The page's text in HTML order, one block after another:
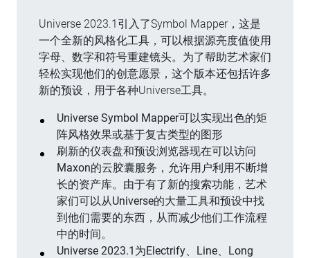
Universe 2023.1引入了Symbol Mapper，这是
一个全新的风格化工具，可以根据源亮度值使用
字母、数字和符号重建镜头。为了帮助艺术家们
轻松实现他们的创意愿景，这个版本还包括许多
新的预设，用于各种Universe工具。
Universe Symbol Mapper可以实现出色的矩
阵风格效果或基于复古类型的图形
刷新的仪表盘和预设浏览器现在可以访问
Maxon的云胶囊服务，允许用户利用不断增
长的资产库。由于有了新的搜索功能，艺术
家们可以从Universe的大量工具和预设中找
到他们需要的东西，从而减少他们工作流程
中的时间。
Universe 2023.1为Electrify、Line、Long